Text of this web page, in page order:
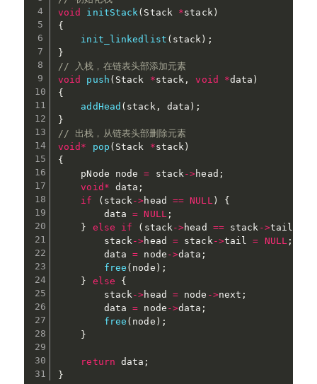
void
initStack ( Stack *stack )
{
init_linkedlist ( stack ) ;
}
// 入栈，在链表头部添加元素
void
push ( Stack *stack , void *data )
{
addHead ( stack , data ) ;
}
// 出栈，从链表头部删除元素
void * pop ( Stack *stack )
{
    pNode node
= stack ->head ;
void * data ;
if
( stack ->head == NULL )
{
        data
= NULL ;
}
else if ( stack ->head == stack ->tail
        stack
->head = stack ->tail = NULL ;
        data
= node ->data ;
free ( node ) ;
}
else
{
        stack
->head = node ->next ;
        data
= node ->data ;
free ( node ) ;
}
return data ;
}